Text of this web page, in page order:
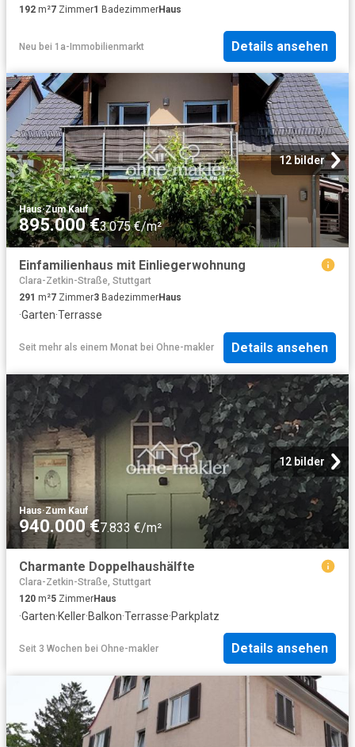
192 m²7 Zimmer1 BadezimmerHaus
Neu bei 1a-Immobilienmarkt Details ansehen
12 bilder
Haus·Zum Kauf
895.000 €3.075 €/m²
Einfamilienhaus mit Einliegerwohnung
Clara-Zetkin-Straße, Stuttgart
291 m²7 Zimmer3 BadezimmerHaus
·Garten·Terrasse
Seit mehr als einem Monat bei Ohne-makler Details ansehen
12 bilder
Haus·Zum Kauf
940.000 €7.833 €/m²
Charmante Doppelhaushälfte
Clara-Zetkin-Straße, Stuttgart
120 m²5 ZimmerHaus
·Garten·Keller·Balkon·Terrasse·Parkplatz
Seit 3 Wochen bei Ohne-makler Details ansehen